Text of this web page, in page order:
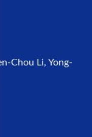
Chou Li, Yong-